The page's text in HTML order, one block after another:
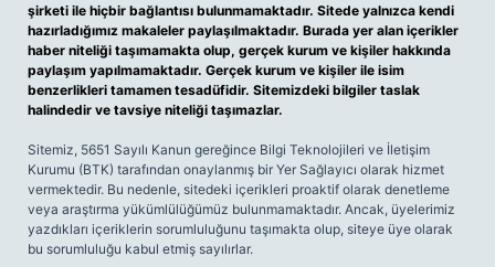
şirketi ile hiçbir bağlantısı bulunmamaktadır. Sitede yalnızca kendi
hazırladığımız makaleler paylaşılmaktadır. Burada yer alan içerikler
haber niteliği taşımamakta olup, gerçek kurum ve kişiler hakkında
paylaşım yapılmamaktadır. Gerçek kurum ve kişiler ile isim
benzerlikleri tamamen tesadüfidir. Sitemizdeki bilgiler taslak
halindedir ve tavsiye niteliği taşımazlar.
Sitemiz, 5651 Sayılı Kanun gereğince Bilgi Teknolojileri ve İletişim
Kurumu (BTK) tarafından onaylanmış bir Yer Sağlayıcı olarak hizmet
vermektedir. Bu nedenle, sitedeki içerikleri proaktif olarak denetleme
veya araştırma yükümlülüğümüz bulunmamaktadır. Ancak, üyelerimiz
yazdıkları içeriklerin sorumluluğunu taşımakta olup, siteye üye olarak
bu sorumluluğu kabul etmiş sayılırlar.